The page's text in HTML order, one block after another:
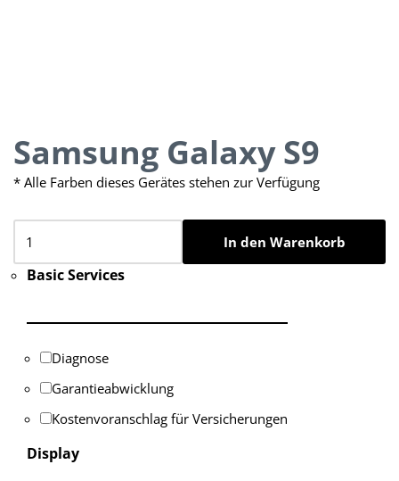
Samsung Galaxy S9
* Alle Farben dieses Gerätes stehen zur Verfügung
In den Warenkorb
Basic Services
Diagnose
Garantieabwicklung
Kostenvoranschlag für Versicherungen
Display